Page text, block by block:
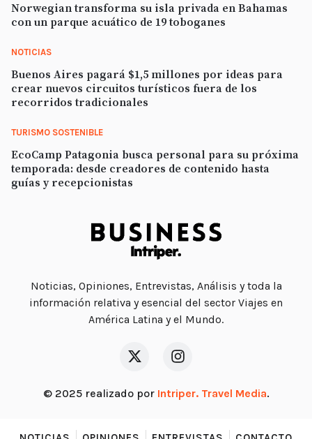
Noticias, Opiniones, Entrevistas, Análisis y toda la
información relativa y esencial del sector Viajes en
América Latina y el Mundo.
© 2025 realizado por Intriper. Travel Media.
Norwegian transforma su isla privada en Bahamas
con un parque acuático de 19 toboganes
NOTICIAS
Buenos Aires pagará $1,5 millones por ideas para
crear nuevos circuitos turísticos fuera de los
recorridos tradicionales
TURISMO SOSTENIBLE
EcoCamp Patagonia busca personal para su próxima
temporada: desde creadores de contenido hasta
guías y recepcionistas